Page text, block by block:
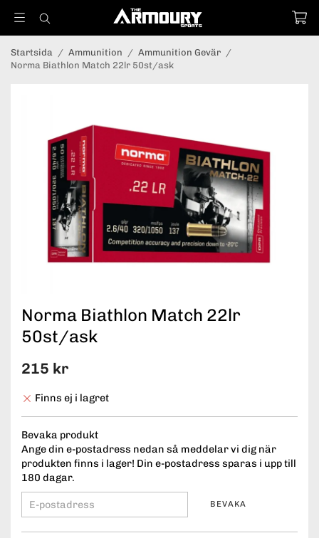
Startsida / Ammunition / Ammunition Gevär /
Norma Biathlon Match 22lr 50st/ask
Norma Biathlon Match 22lr
50st/ask
215 kr
Finns ej i lagret
Bevaka produkt
Ange din e-postadress nedan så meddelar vi dig när
produkten finns i lager! Din e-postadress sparas i upp till
180 dagar.
BEVAKA